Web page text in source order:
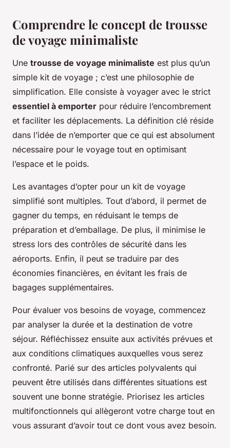
Comprendre le concept de trousse
de voyage minimaliste
Une trousse de voyage minimaliste est plus qu’un
simple kit de voyage ; c’est une philosophie de
simplification. Elle consiste à voyager avec le strict
essentiel à emporter pour réduire l’encombrement
et faciliter les déplacements. La définition clé réside
dans l’idée de n’emporter que ce qui est absolument
nécessaire pour le voyage tout en optimisant
l’espace et le poids.
Les avantages d’opter pour un kit de voyage
simplifié sont multiples. Tout d’abord, il permet de
gagner du temps, en réduisant le temps de
préparation et d’emballage. De plus, il minimise le
stress lors des contrôles de sécurité dans les
aéroports. Enfin, il peut se traduire par des
économies financières, en évitant les frais de
bagages supplémentaires.
Pour évaluer vos besoins de voyage, commencez
par analyser la durée et la destination de votre
séjour. Réfléchissez ensuite aux activités prévues et
aux conditions climatiques auxquelles vous serez
confronté. Parié sur des articles polyvalents qui
peuvent être utilisés dans différentes situations est
souvent une bonne stratégie. Priorisez les articles
multifonctionnels qui allègeront votre charge tout en
vous assurant d’avoir tout ce dont vous avez besoin.